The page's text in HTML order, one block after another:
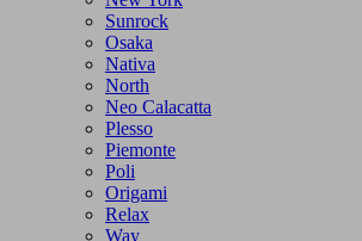
Sunrock
Osaka
Nativa
North
Neo Calacatta
Plesso
Piemonte
Poli
Origami
Relax
Way